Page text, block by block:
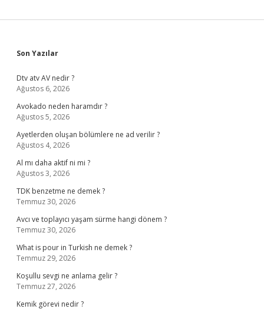
Sidebar
Son Yazılar
Dtv atv AV nedir ?
Ağustos 6, 2026
Avokado neden haramdır ?
Ağustos 5, 2026
Ayetlerden oluşan bölümlere ne ad verilir ?
Ağustos 4, 2026
Al mı daha aktif ni mi ?
Ağustos 3, 2026
TDK benzetme ne demek ?
Temmuz 30, 2026
Avcı ve toplayıcı yaşam sürme hangi dönem ?
Temmuz 30, 2026
What is pour in Turkish ne demek ?
Temmuz 29, 2026
Koşullu sevgi ne anlama gelir ?
Temmuz 27, 2026
Kemik görevi nedir ?